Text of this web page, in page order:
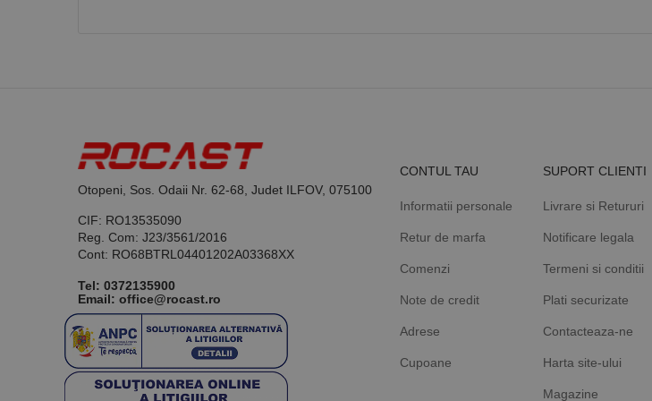
Otopeni, Sos. Odaii Nr. 62-68, Judet ILFOV, 075100
CIF: RO13535090
Reg. Com: J23/3561/2016
Cont: RO68BTRL04401202A03368XX
Tel: 0372135900
Email: office@rocast.ro
CONTUL TAU
Informatii personale
Retur de marfa
Comenzi
Note de credit
Adrese
Cupoane
SUPORT CLIENTI
Livrare si Retururi
Notificare legala
Termeni si conditii
Plati securizate
Contacteaza-ne
Harta site-ului
Magazine